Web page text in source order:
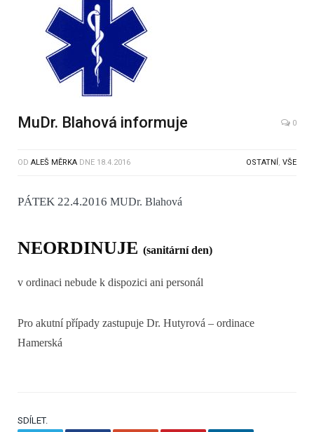
MuDr. Blahová informuje 0
OD ALEŠ MĚRKA DNE 18.4.2016 OSTATNÍ, VŠE
PÁTEK 22.4.2016 MUDr. Blahová
NEORDINUJE (sanitární den)
v ordinaci nebude k dispozici ani personál
Pro akutní případy zastupuje Dr. Hutyrová – ordinace
Hamerská
SDÍLET.